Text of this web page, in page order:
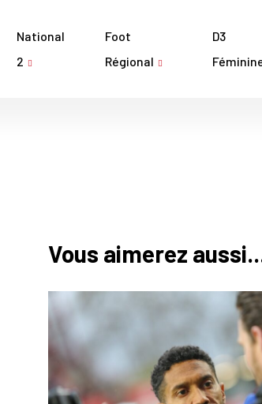
National
2
Foot
Régional
D3
Vous aimerez